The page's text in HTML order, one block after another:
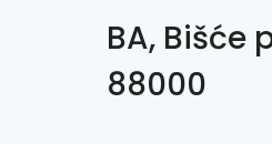
BA, Bišće
88000